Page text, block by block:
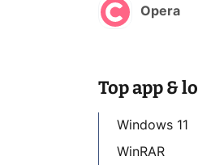
Opera
Top app &
Windows 11
WinRAR